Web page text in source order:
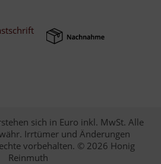
sich in Euro inkl. MwSt. Alle
Irrtümer und Änderungen
vorbehalten. © 2026 Honig
Reinmuth